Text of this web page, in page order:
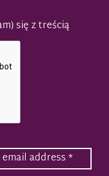
się z treścią